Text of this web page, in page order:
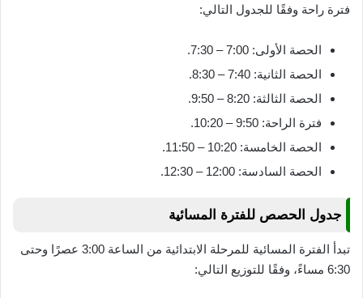
فترة راحة وفقًا للجدول التالي:
الحصة الأولى: 7:00 – 7:30.
الحصة الثانية: 7:40 – 8:30.
الحصة الثالثة: 8:20 – 9:50.
فترة الراحة: 9:50 – 10:20.
الحصة الخامسة: 10:20 – 11:50.
الحصة السادسة: 12:00 – 12:30.
جدول الحصص للفترة المسائية
تبدأ الفترة المسائية للمرحلة الابتدائية من الساعة 3:00 عصرًا وحتى
6:30 مساءً، وفقًا للتوزيع التالي: